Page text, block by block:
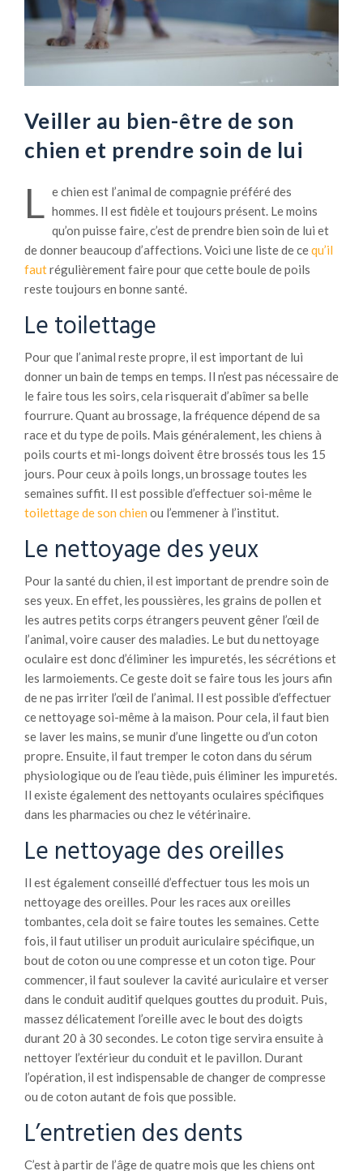
Veiller au bien-être de son
chien et prendre soin de lui
L e chien est l’animal de compagnie préféré des
hommes. Il est fidèle et toujours présent. Le moins
qu’on puisse faire, c’est de prendre bien soin de lui et
de donner beaucoup d’affections. Voici une liste de cequ’il
fautrégulièrement faire pour que cette boule de poils
reste toujours en bonne santé.
Le toilettage
Pour que l’animal reste propre, il est important de lui
donner un bain de temps en temps. Il n’est pas nécessaire de
le faire tous les soirs, cela risquerait d’abîmer sa belle
fourrure. Quant au brossage, la fréquence dépend de sa
race et du type de poils. Mais généralement, les chiens à
poils courts et mi-longs doivent être brossés tous les 15
jours. Pour ceux à poils longs, un brossage toutes les
semaines suffit. Il est possible d’effectuer soi-même le
toilettage de son chien ou l’emmener à l’institut.
Le nettoyage des yeux
Pour la santé du chien, il est important de prendre soin de
ses yeux. En effet, les poussières, les grains de pollen et
les autres petits corps étrangers peuvent gêner l’œil de
l’animal, voire causer des maladies. Le but du nettoyage
oculaire est donc d’éliminer les impuretés, les sécrétions et
les larmoiements. Ce geste doit se faire tous les jours afin
de ne pas irriter l’œil de l’animal. Il est possible d’effectuer
ce nettoyage soi-même à la maison. Pour cela, il faut bien
se laver les mains, se munir d’une lingette ou d’un coton
propre. Ensuite, il faut tremper le coton dans du sérum
physiologique ou de l’eau tiède, puis éliminer les impuretés.
Il existe également des nettoyants oculaires spécifiques
dans les pharmacies ou chez le vétérinaire.
Le nettoyage des oreilles
Il est également conseillé d’effectuer tous les mois un
nettoyage des oreilles. Pour les races aux oreilles
tombantes, cela doit se faire toutes les semaines. Cette
fois, il faut utiliser un produit auriculaire spécifique, un
bout de coton ou une compresse et un coton tige. Pour
commencer, il faut soulever la cavité auriculaire et verser
dans le conduit auditif quelques gouttes du produit. Puis,
massez délicatement l’oreille avec le bout des doigts
durant 20 à 30 secondes. Le coton tige servira ensuite à
nettoyer l’extérieur du conduit et le pavillon. Durant
l’opération, il est indispensable de changer de compresse
ou de coton autant de fois que possible.
L’entretien des dents
C’est à partir de l’âge de quatre mois que les chiens ont